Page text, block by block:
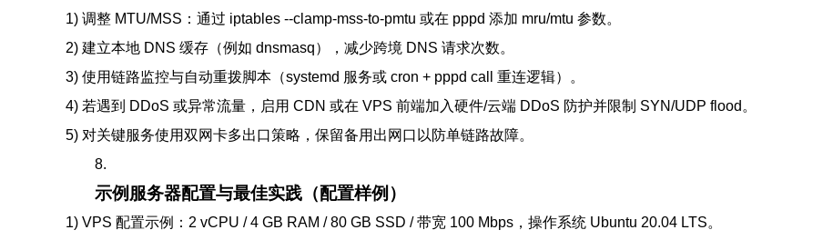
1) 调整 MTU/MSS：通过 iptables --clamp-mss-to-pmtu 或在 pppd 添加 mru/mtu 参数。
2) 建立本地 DNS 缓存（例如 dnsmasq），减少跨境 DNS 请求次数。
3) 使用链路监控与自动重拨脚本（systemd 服务或 cron + pppd call 重连逻辑）。
4) 若遇到 DDoS 或异常流量，启用 CDN 或在 VPS 前端加入硬件/云端 DDoS 防护并限制 SYN/UDP flood。
5) 对关键服务使用双网卡多出口策略，保留备用出网口以防单链路故障。
8.
示例服务器配置与最佳实践（配置样例）
1) VPS 配置示例：2 vCPU / 4 GB RAM / 80 GB SSD / 带宽 100 Mbps，操作系统 Ubuntu 20.04 LTS。